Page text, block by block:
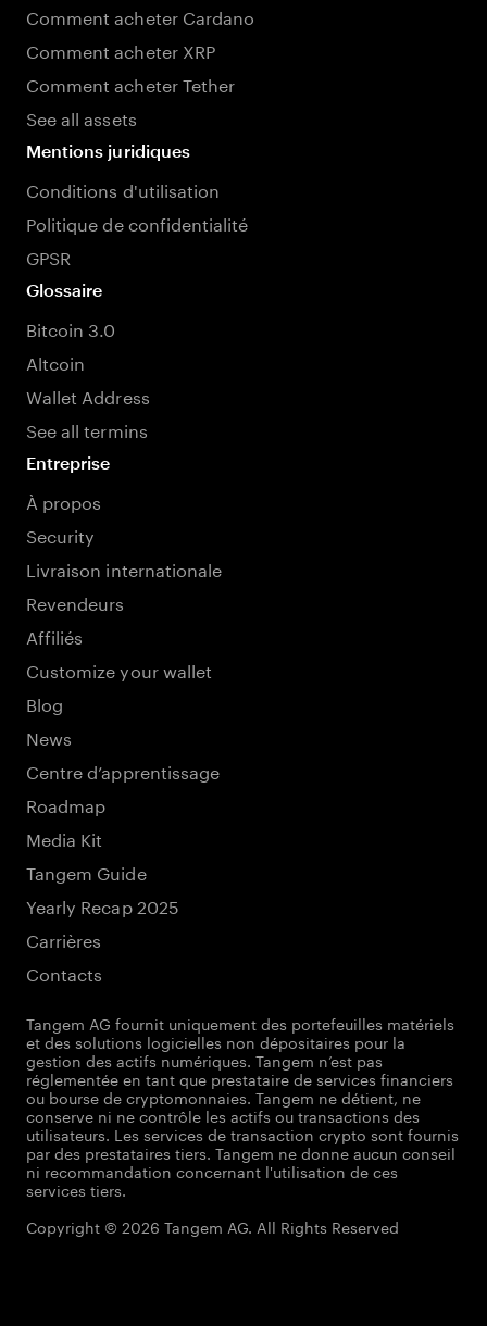
Comment acheter Cardano
Comment acheter XRP
Comment acheter Tether
See all assets
Mentions juridiques
Conditions d'utilisation
Politique de confidentialité
GPSR
Glossaire
Bitcoin 3.0
Altcoin
Wallet Address
See all termins
Entreprise
À propos
Security
Livraison internationale
Revendeurs
Affiliés
Customize your wallet
Blog
News
Centre d’apprentissage
Roadmap
Media Kit
Tangem Guide
Yearly Recap 2025
Carrières
Contacts
Tangem AG fournit uniquement des portefeuilles matériels
et des solutions logicielles non dépositaires pour la
gestion des actifs numériques. Tangem n’est pas
réglementée en tant que prestataire de services financiers
ou bourse de cryptomonnaies. Tangem ne détient, ne
conserve ni ne contrôle les actifs ou transactions des
utilisateurs. Les services de transaction crypto sont fournis
par des prestataires tiers. Tangem ne donne aucun conseil
ni recommandation concernant l'utilisation de ces
services tiers.